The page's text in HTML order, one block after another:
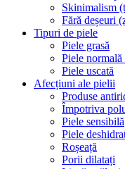
Skinimalism
Fără deșeuri
Tipuri de piele
Piele grasă
Piele normală
Piele uscată
Afecțiuni ale pielii
Produse
Împotriva
Piele sensibilă
Piele
Roșeață
Porii dilatați